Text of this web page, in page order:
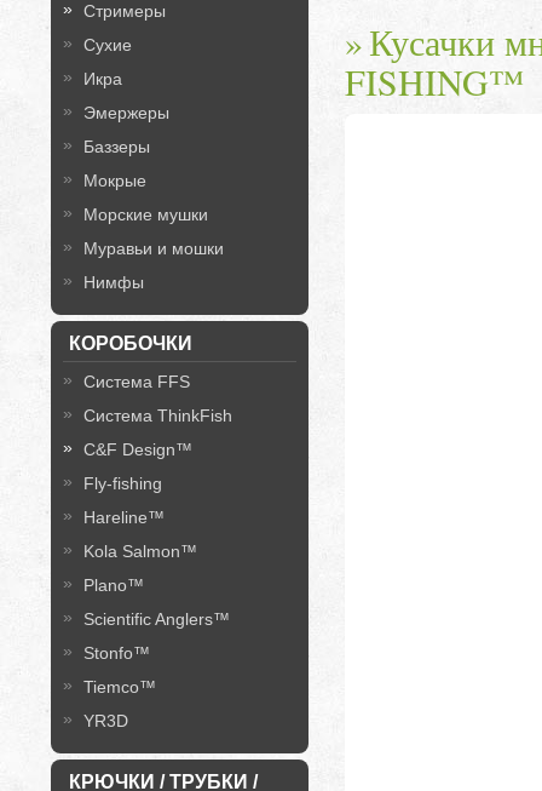
Стримеры
Сухие
Икра
Эмержеры
Баззеры
Мокрые
Морские мушки
Муравьи и мошки
Нимфы
КОРОБОЧКИ
Система FFS
Система ThinkFish
C&F Design™
Fly-fishing
Hareline™
Kola Salmon™
Plano™
Scientific Anglers™
Stonfo™
Tiemco™
YR3D
КРЮЧКИ / ТРУБКИ /
Кусачки
FISHING™